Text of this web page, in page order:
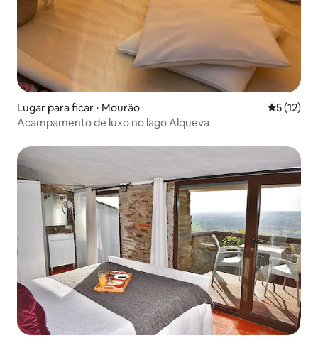
Lugar para ficar ⋅ Mourão 5 de uma
5 (12)
Acampamento de luxo no lago Alqueva